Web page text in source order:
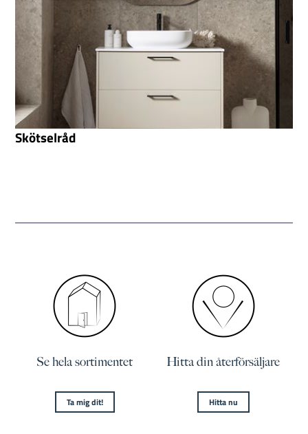
Skötselråd
Se hela sortimentet
Ta mig dit!
Hitta din återförsäljare
Hitta nu